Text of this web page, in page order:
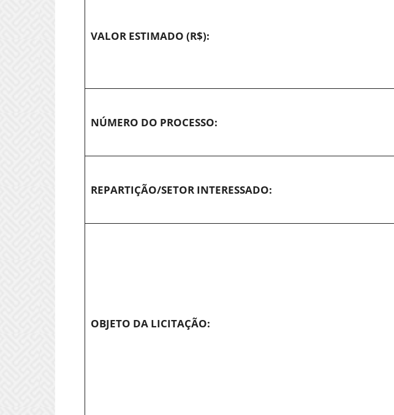
VALOR ESTIMADO (R$):
NÚMERO DO PROCESSO:
REPARTIÇÃO/SETOR INTERESSADO:
OBJETO DA LICITAÇÃO: